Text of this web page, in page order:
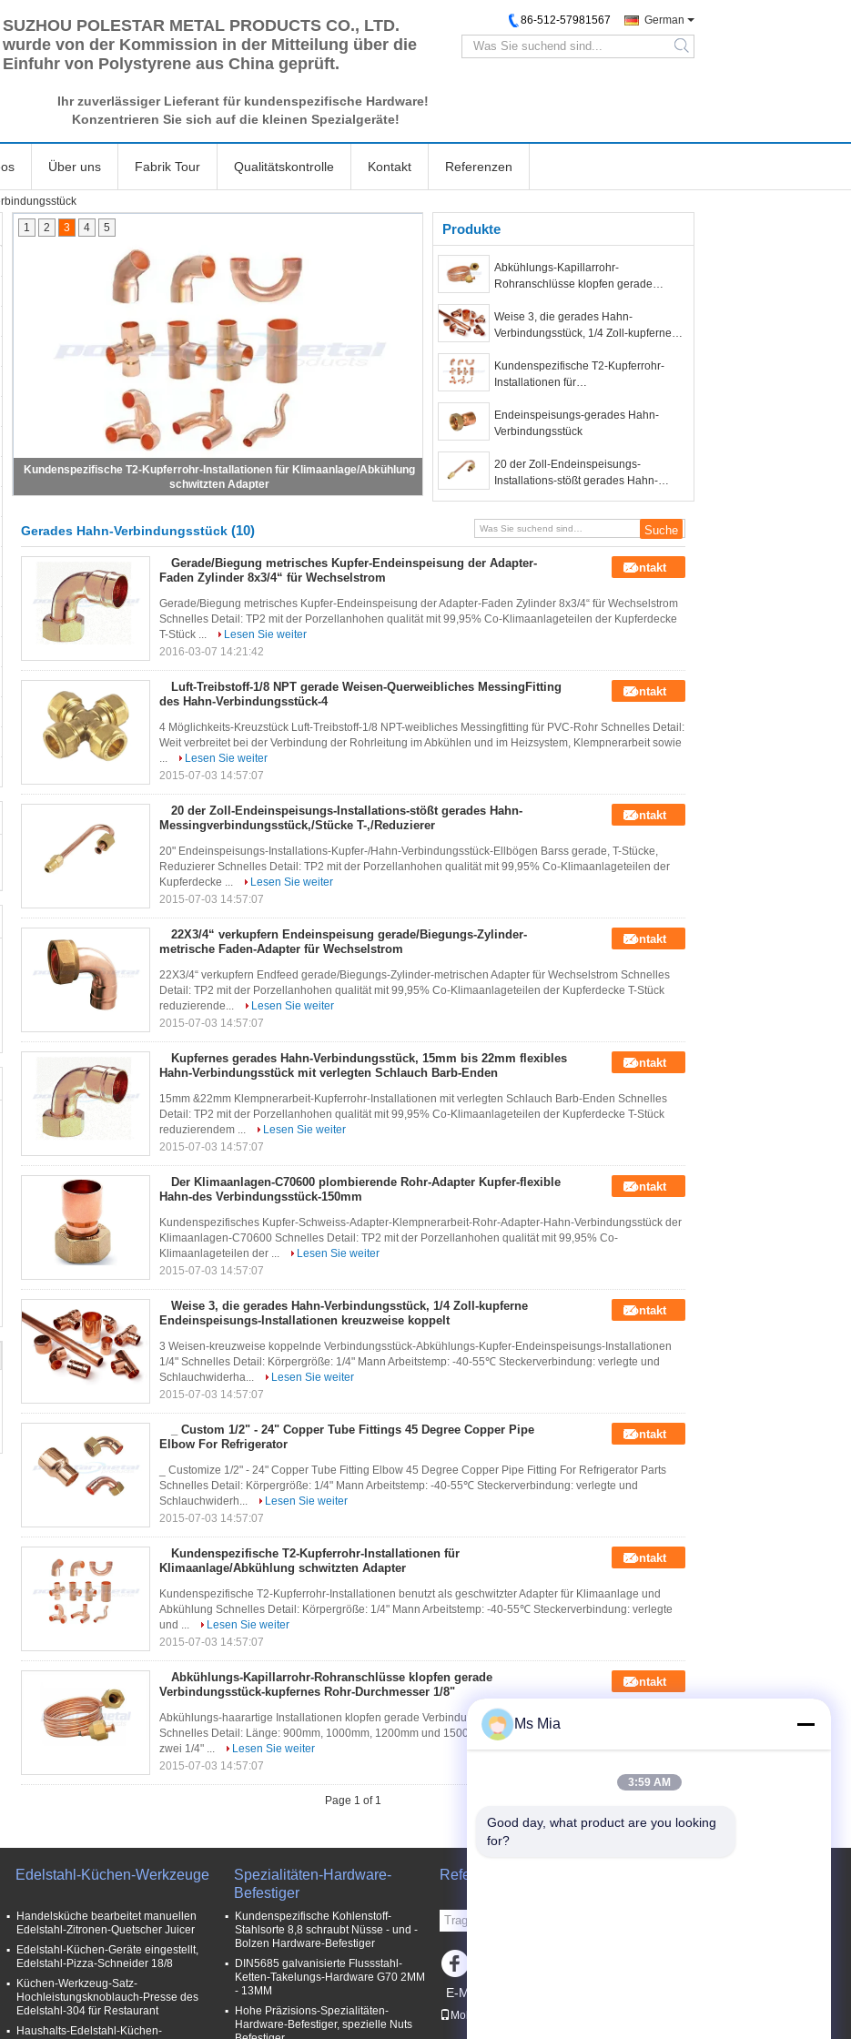
SUZHOU POLESTAR METAL PRODUCTS CO., LTD.
wurde von der Kommission in der Mitteilung über die
Einfuhr von Polystyrene aus China geprüft.
Ihr zuverlässiger Lieferant für kundenspezifische Hardware!
Konzentrieren Sie sich auf die kleinen Spezialgeräte!
German
86-512-57981567
search
Über uns Fabrik Tour Qualitätskontrolle Kontakt Referenzen
Endeinspeisungs-gerades Hahn-Verbindungsstück
1 2 3 4 5 Produkte
Abkühlungs-Kapillarrohr-
Rohranschlüsse klopfen gerade
Durchmesser 1/8"
Weise 3, die gerades Hahn-
Verbindungsstück, 1/4 Zoll-kupferne
kreuzweise koppelt
Kundenspezifische T2-Kupferrohr-
Installationen für
Adapter
Endeinspeisungs-gerades Hahn-
Verbindungsstück
20 der Zoll-Endeinspeisungs-
Installations-stößt gerades Hahn-
Gerades Hahn-Verbindungsstück (10)
Gerade/Biegung metrisches Kupfer-Endeinspeisung der Adapter-
Faden Zylinder 8x3/4“ für Wechselstrom
Kontakt
Gerade/Biegung metrisches Kupfer-Endeinspeisung der Adapter-Faden Zylinder 8x3/4“ für Wechselstrom
Schnelles Detail: TP2 mit der Porzellanhohen qualität mit 99,95% Co-Klimaanlageteilen der Kupferdecke
T-Stück ...
Lesen Sie weiter
2016-03-07 14:21:42
Luft-Treibstoff-1/8 NPT gerade Weisen-Querweibliches MessingFitting
des Hahn-Verbindungsstück-4
Kontakt
4 Möglichkeits-Kreuzstück Luft-Treibstoff-1/8 NPT-weibliches Messingfitting für PVC-Rohr Schnelles Detail:
Weit verbreitet bei der Verbindung der Rohrleitung im Abkühlen und im Heizsystem, Klempnerarbeit sowie
...
Lesen Sie weiter
2015-07-03 14:57:07
20 der Zoll-Endeinspeisungs-Installations-stößt gerades Hahn-
Messingverbindungsstück,/Stücke T-,/Reduzierer
Kontakt
20" Endeinspeisungs-Installations-Kupfer-/Hahn-Verbindungsstück-Ellbögen Barss gerade, T-Stücke,
Reduzierer Schnelles Detail: TP2 mit der Porzellanhohen qualität mit 99,95% Co-Klimaanlageteilen der
Kupferdecke ...
Lesen Sie weiter
2015-07-03 14:57:07
22X3/4“ verkupfern Endeinspeisung gerade/Biegungs-Zylinder-
metrische Faden-Adapter für Wechselstrom
Kontakt
22X3/4“ verkupfern Endfeed gerade/Biegungs-Zylinder-metrischen Adapter für Wechselstrom Schnelles
Detail: TP2 mit der Porzellanhohen qualität mit 99,95% Co-Klimaanlageteilen der Kupferdecke T-Stück
reduzierende...
Lesen Sie weiter
2015-07-03 14:57:07
Kupfernes gerades Hahn-Verbindungsstück, 15mm bis 22mm flexibles
Hahn-Verbindungsstück mit verlegten Schlauch Barb-Enden
Kontakt
15mm &22mm Klempnerarbeit-Kupferrohr-Installationen mit verlegten Schlauch Barb-Enden Schnelles
Detail: TP2 mit der Porzellanhohen qualität mit 99,95% Co-Klimaanlageteilen der Kupferdecke T-Stück
reduzierendem ...
Lesen Sie weiter
2015-07-03 14:57:07
Der Klimaanlagen-C70600 plombierende Rohr-Adapter Kupfer-flexible
Hahn-des Verbindungsstück-150mm
Kontakt
Kundenspezifisches Kupfer-Schweiss-Adapter-Klempnerarbeit-Rohr-Adapter-Hahn-Verbindungsstück der
Klimaanlagen-C70600 Schnelles Detail: TP2 mit der Porzellanhohen qualität mit 99,95% Co-
Klimaanlageteilen der ...
Lesen Sie weiter
2015-07-03 14:57:07
Weise 3, die gerades Hahn-Verbindungsstück, 1/4 Zoll-kupferne
Endeinspeisungs-Installationen kreuzweise koppelt
Kontakt
3 Weisen-kreuzweise koppelnde Verbindungsstück-Abkühlungs-Kupfer-Endeinspeisungs-Installationen
1/4" Schnelles Detail: Körpergröße: 1/4" Mann Arbeitstemp: -40-55℃ Steckerverbindung: verlegte und
Schlauchwiderha...
Lesen Sie weiter
2015-07-03 14:57:07
_ Custom 1/2" - 24" Copper Tube Fittings 45 Degree Copper Pipe
Elbow For Refrigerator
Kontakt
_ Customize 1/2" - 24" Copper Tube Fitting Elbow 45 Degree Copper Pipe Fitting For Refrigerator Parts
Schnelles Detail: Körpergröße: 1/4" Mann Arbeitstemp: -40-55℃ Steckerverbindung: verlegte und
Schlauchwiderh...
Lesen Sie weiter
2015-07-03 14:57:07
Kundenspezifische T2-Kupferrohr-Installationen für
Klimaanlage/Abkühlung schwitzten Adapter
Kontakt
Kundenspezifische T2-Kupferrohr-Installationen benutzt als geschwitzter Adapter für Klimaanlage und
Abkühlung Schnelles Detail: Körpergröße: 1/4" Mann Arbeitstemp: -40-55℃ Steckerverbindung: verlegte
und ...
Lesen Sie weiter
2015-07-03 14:57:07
Abkühlungs-Kapillarrohr-Rohranschlüsse klopfen gerade
Verbindungsstück-kupfernes Rohr-Durchmesser 1/8"
Kontakt
Abkühlungs-haarartige Installationen klopfen gerade Verbindungsstück-kupfernes Rohr-Durchmesser 1/8"
Schnelles Detail: Länge: 900mm, 1000mm, 1200mm und 1500mm Kupfernes Rohr-Durchmesser: 1/8" Mit
zwei 1/4" ...
Lesen Sie weiter
2015-07-03 14:57:07
Page 1 of 1
Edelstahl-Küchen-Werkzeuge
Handelsküche bearbeitet manuellen
Edelstahl-Zitronen-Quetscher Juicer
Edelstahl-Küchen-Geräte eingestellt,
Edelstahl-Pizza-Schneider 18/8
Küchen-Werkzeug-Satz-
Hochleistungsknoblauch-Presse des
Edelstahl-304 für Restaurant
Haushalts-Edelstahl-Küchen-
Spezialitäten-Hardware-
Befestiger
Kundenspezifische Kohlenstoff-
Stahlsorte 8,8 schraubt Nüsse - und -
Bolzen Hardware-Befestiger
DIN5685 galvanisierte Flussstahl-
Ketten-Takelungs-Hardware G70 2MM
- 13MM
Hohe Präzisions-Spezialitäten-
Hardware-Befestiger, spezielle Nuts
Referenzen
E-Mail
Mobile Seite
Ms Mia
3:59 AM
Good day, what product are you looking
for?